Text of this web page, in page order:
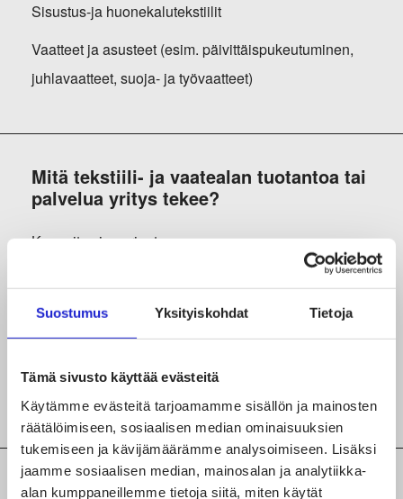
Suostumus Yksityiskohdat Tietoja
Tämä sivusto käyttää evästeitä
Käytämme evästeitä tarjoamamme sisällön ja mainosten
räätälöimiseen, sosiaalisen median ominaisuuksien
tukemiseen ja kävijämäärämme analysoimiseen. Lisäksi
jaamme sosiaalisen median, mainosalan ja analytiikka-
alan kumppaneillemme tietoja siitä, miten käytät
Sisustus-ja huonekalutekstiilit
Vaatteet ja asusteet (esim. päivittäispukeutuminen,
juhlavaatteet, suoja- ja työvaatteet)
Mitä tekstiili- ja vaatealan tuotantoa tai
palvelua yritys tekee?
Kaavoitus ja sarjonta
Leikkaus
Lisätiedot yrityksen tuotteista,